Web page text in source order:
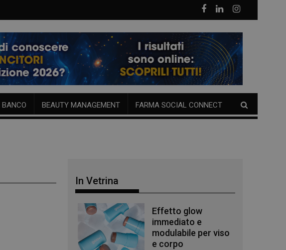
BEAUTY MANAGEMENT FARMA SOCIAL CONNECT
In Vetrina
Effetto glow
immediato e
modulabile per viso
e corpo